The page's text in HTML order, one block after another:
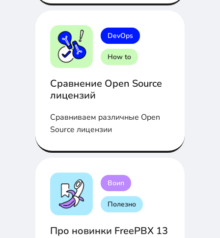
объектно-ориентированными
базами данных.DevOps
How to
Сравнение Open Source
лицензий
Сравниваем различные Open
Source лицензии
Воип
Полезно
Про новинки FreePBX 13